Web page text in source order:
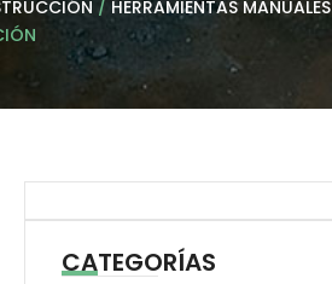
/ HERRAMIENTAS MANUALES
CATEGORÍAS